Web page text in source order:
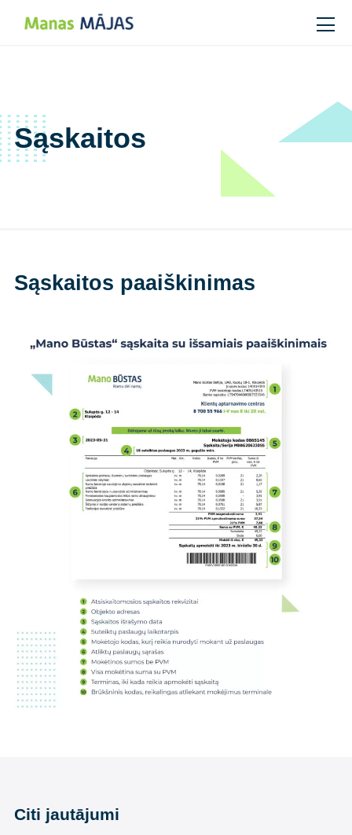
Main Navigation
Sąskaitos
Sąskaitos paaiškinimas
Citi jautājumi